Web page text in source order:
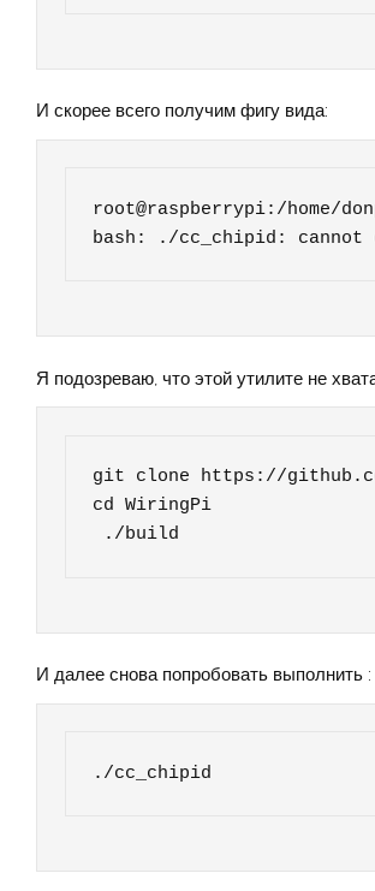
И скорее всего получим фигу вида:
root@raspberrypi:/home/
bash: ./cc_chipid:
Я подозреваю, что этой утилите не
git clone https://
cd WiringPi
./build
И далее снова попробовать выполнить :
./cc_chipid